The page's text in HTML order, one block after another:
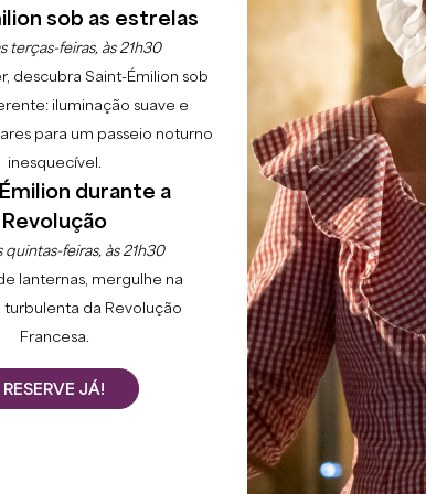
Início 22 raisons to come Sainte-Terre
de Saint-Emilion e
A sua superfície
Atualmente, a
por Saint-Terrois e
PONTOS
O Jardin de la
de 5000 m² que
dispostas ao
sinuosidade do rio
O Jardin de la
turística gerido
Área de Saint-
de bicicleta a
sob as estrelas
terças-feiras, às 21h30
descubra Saint-Émilion sob
iluminação suave e
para um passeio noturno
inesquecível.
durante a
Revolução
quintas-feiras, às 21h30
lanternas, mergulhe na
turbulenta da Revolução
Francesa.
RESERVE JÁ!